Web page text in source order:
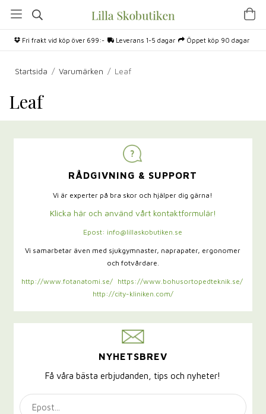
Fri frakt vid köp över 699:- Leverans 1-5 dagar Öppet köp 90 dagar
Startsida / Varumärken / Leaf
Leaf
RÅDGIVNING & SUPPORT
Vi är experter på bra skor och hjälper dig gärna!
Klicka här och använd vårt kontaktformulär!
Epost: info@lillaskobutiken.se
Vi samarbetar även med sjukgymnaster, naprapater, ergonomer
och fotvårdare.
http://www.fotanatomi.se/
https://www.bohusortopedteknik.se/
http://city-kliniken.com/
NYHETSBREV
Få våra bästa erbjudanden, tips och nyheter!